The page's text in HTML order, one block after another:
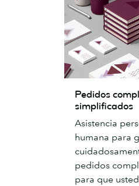
complejos
simplificados
Pedidos
simplificados
Asistencia
humana para
pedidos
para que